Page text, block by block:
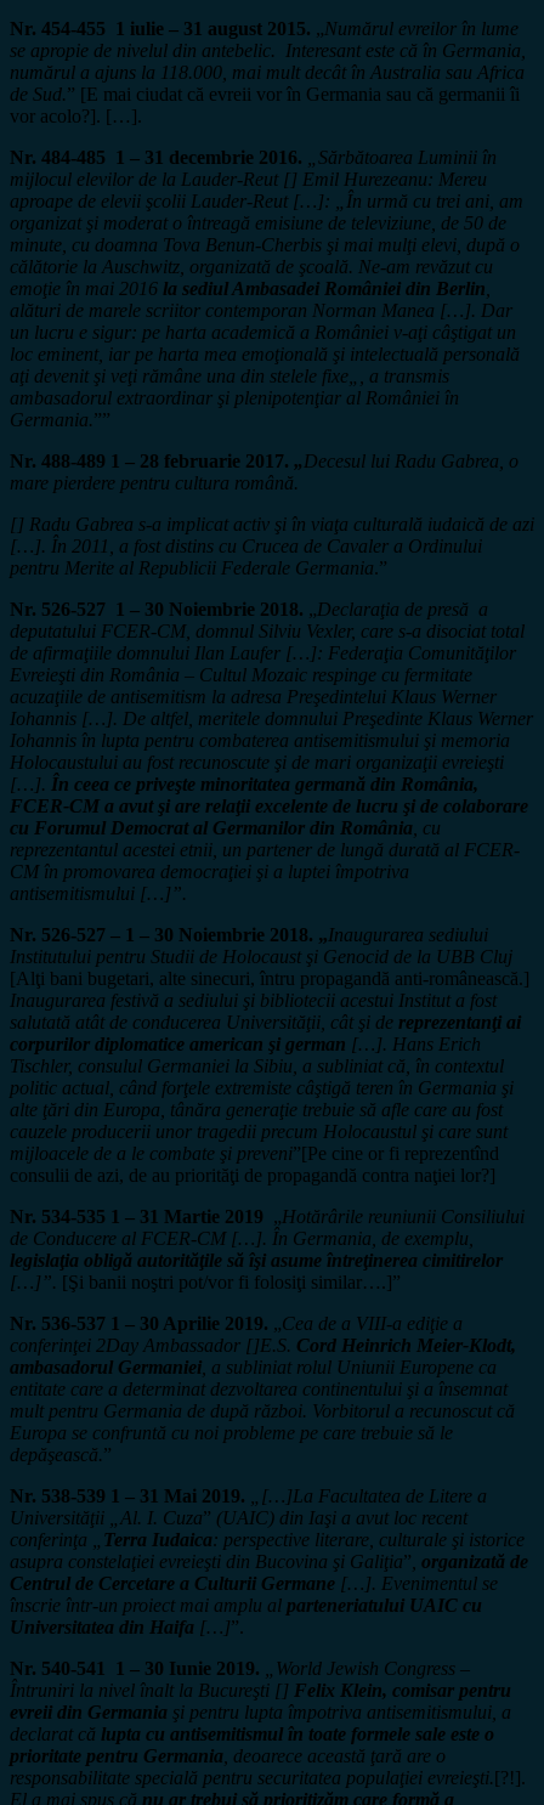
Nr. 454-455 1 iulie – 31 august 2015. „Numărul evreilor în lume
se apropie de nivelul din antebelic. Interesant este că în Germania,
numărul a ajuns la 118.000, mai mult decât în Australia sau Africa
de Sud.” [E mai ciudat că evreii vor în Germania sau că germanii îi
vor acolo?]. […].
Nr. 484-485 1 – 31 decembrie 2016.
„Sărbătoarea Luminii în
mijlocul elevilor de la Lauder-Reut [] Emil Hurezeanu: Mereu
aproape de elevii şcolii Lauder-Reut […]:
În urmă cu trei ani, am
organizat şi moderat o întreagă emisiune de televiziune, de 50 de
minute, cu doamna Tova Benun-Cherbis şi mai mulţi elevi, după o
călătorie la Auschwitz, organizată de şcoală. Ne-am revăzut cu
emoţie în mai 2016 la sediul Ambasadei României din Berlin
alături de marele scriitor contemporan Norman Manea […]. Dar
un lucru e sigur: pe harta academică a României v-aţi câştigat un
loc eminent, iar pe harta mea emoţională şi intelectuală personală
aţi devenit şi veţi rămâne una din stelele fixe„, a transmis
ambasadorul extraordinar şi plenipotenţiar al României în
Germania.””
Nr. 488-489 1 – 28 februarie 2017. „Decesul lui Radu Gabrea, o
mare pierdere pentru cultura română.
[] Radu Gabrea s-a implicat activ şi în viaţa culturală iudaică de azi
[…]. În 2011, a fost distins cu Crucea de Cavaler a Ordinului
pentru Merite al Republicii Federale Germania.”
Nr. 526-527 1 – 30 Noiembrie 2018. „Declaraţia de presă a
deputatului FCER-CM, domnul Silviu Vexler, care s-a disociat total
de afirmaţiile domnului Ilan Laufer […]: Federaţia Comunităţilor
Evreieşti din România – Cultul Mozaic respinge cu fermitate
acuzaţiile de antisemitism la adresa Preşedintelui Klaus Werner
Iohannis […]. De altfel, meritele domnului Preşedinte Klaus Werner
Iohannis în lupta pentru combaterea antisemitismului şi memoria
Holocaustului au fost recunoscute şi de mari organizaţii evreieşti
[…]. În ceea ce priveşte minoritatea germană din România,
FCER-CM a avut şi are relaţii excelente de lucru şi de colaborare
cu Forumul Democrat al Germanilor din România , cu
reprezentantul acestei etnii, un partener de lungă durată al FCER-
CM în promovarea democraţiei şi a luptei împotriva
antisemitismului […]”.
Nr. 526-527 – 1 – 30 Noiembrie 2018. „Inaugurarea sediului
Institutului pentru Studii de Holocaust şi Genocid de la UBB Cluj
[Alţi bani bugetari, alte sinecuri, întru propagandă anti-românească.]
Inaugurarea festivă a sediului şi bibliotecii acestui Institut a fost
salutată atât de conducerea Universităţii, cât şi de reprezentanţi ai
corpurilor diplomatice american şi german […]. Hans Erich
Tischler, consulul Germaniei la Sibiu, a subliniat că, în contextul
politic actual, când forţele extremiste câştigă teren în Germania şi
alte ţări din Europa, tânăra generaţie trebuie să afle care au fost
cauzele producerii unor tragedii precum Holocaustul şi care sunt
mijloacele de a le combate şi preveni”[Pe cine or fi reprezentînd
consulii de azi, de au priorităţi de propagandă contra naţiei lor?]
Nr. 534-535 1 – 31 Martie 2019 „Hotărârile reuniunii Consiliului
de Conducere al FCER-CM […]. În Germania, de exemplu,
legislaţia obligă autorităţile să îşi asume întreţinerea cimitirelor
[…]”. [Şi banii noştri pot/vor fi folosiţi similar….]”
Nr. 536-537 1 – 30 Aprilie 2019. „Cea de a VIII-a ediţie a
conferinţei 2Day Ambassador []E.S. Cord Heinrich Meier-Klodt,
ambasadorul Germaniei , a subliniat rolul Uniunii Europene ca
entitate care a determinat dezvoltarea continentului şi a însemnat
mult pentru Germania de după război. Vorbitorul a recunoscut că
Europa se confruntă cu noi probleme pe care trebuie să le
depăşească.”
Nr. 538-539 1 – 31 Mai 2019. „[…]La Facultatea de Litere a
Universităţii „Al. I. Cuza” (UAIC) din Iaşi a avut loc recent
conferinţa „ Terra Iudaica: perspective literare, culturale şi istorice
asupra constelaţiei evreieşti din Bucovina şi Galiţia” organizată de
Centrul de Cercetare a Culturii Germane […]. Evenimentul se
înscrie într-un proiect mai amplu al parteneriatului UAIC cu
Universitatea din Haifa […]”.
Nr. 540-541 1 – 30 Iunie 2019.
„World Jewish Congress –
Întruniri la nivel înalt la Bucureşti [] Felix Klein, comisar pentru
evreii din Germania şi pentru lupta împotriva antisemitismului, a
declarat că lupta cu antisemitismul în toate formele sale este o
prioritate pentru Germania , deoarece această ţară are o
responsabilitate specială pentru securitatea populaţiei evreieşti.[?!].
El a mai spus că nu ar trebui să prioritizăm care formă a